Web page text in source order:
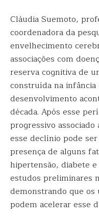
Cláudia Suemoto,
coordenadora da
envelhecimento
associações com
reserva cognitiva de
construída na infância
desenvolvimento
década. Após esse
progressivo
esse declínio pode
presença de alguns
hipertensão, diabete
estudos preliminares
demonstrando que
podem acelerar esse